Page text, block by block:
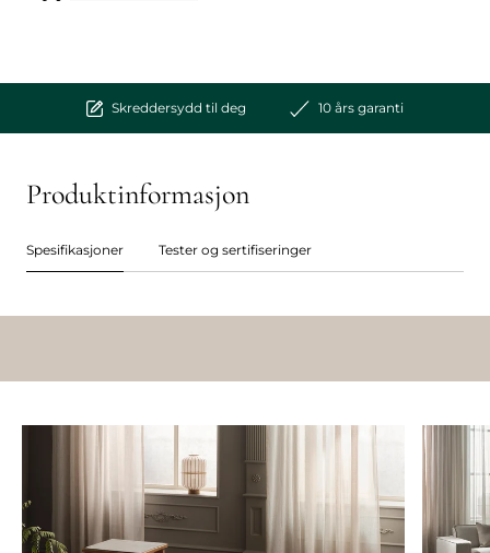
Skreddersydd til deg 10 års garanti
Produktinformasjon
Spesifikasjoner Tester og sertifiseringer